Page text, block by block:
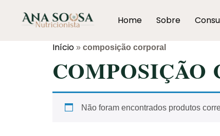
Home Sobre
Início » composição corporal
COMPOSIÇÃO
Não foram encontrados produtos